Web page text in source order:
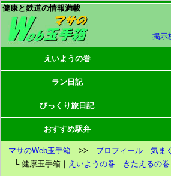
健康と鉄道の情報満載
掲示
えいようの巻
ラン日記
びっくり旅日記
おすすめ駅弁
マサのWeb玉手箱 >> プロフィール
気ま
└ 健康玉手箱｜ えいようの巻 ｜ きたえるの巻